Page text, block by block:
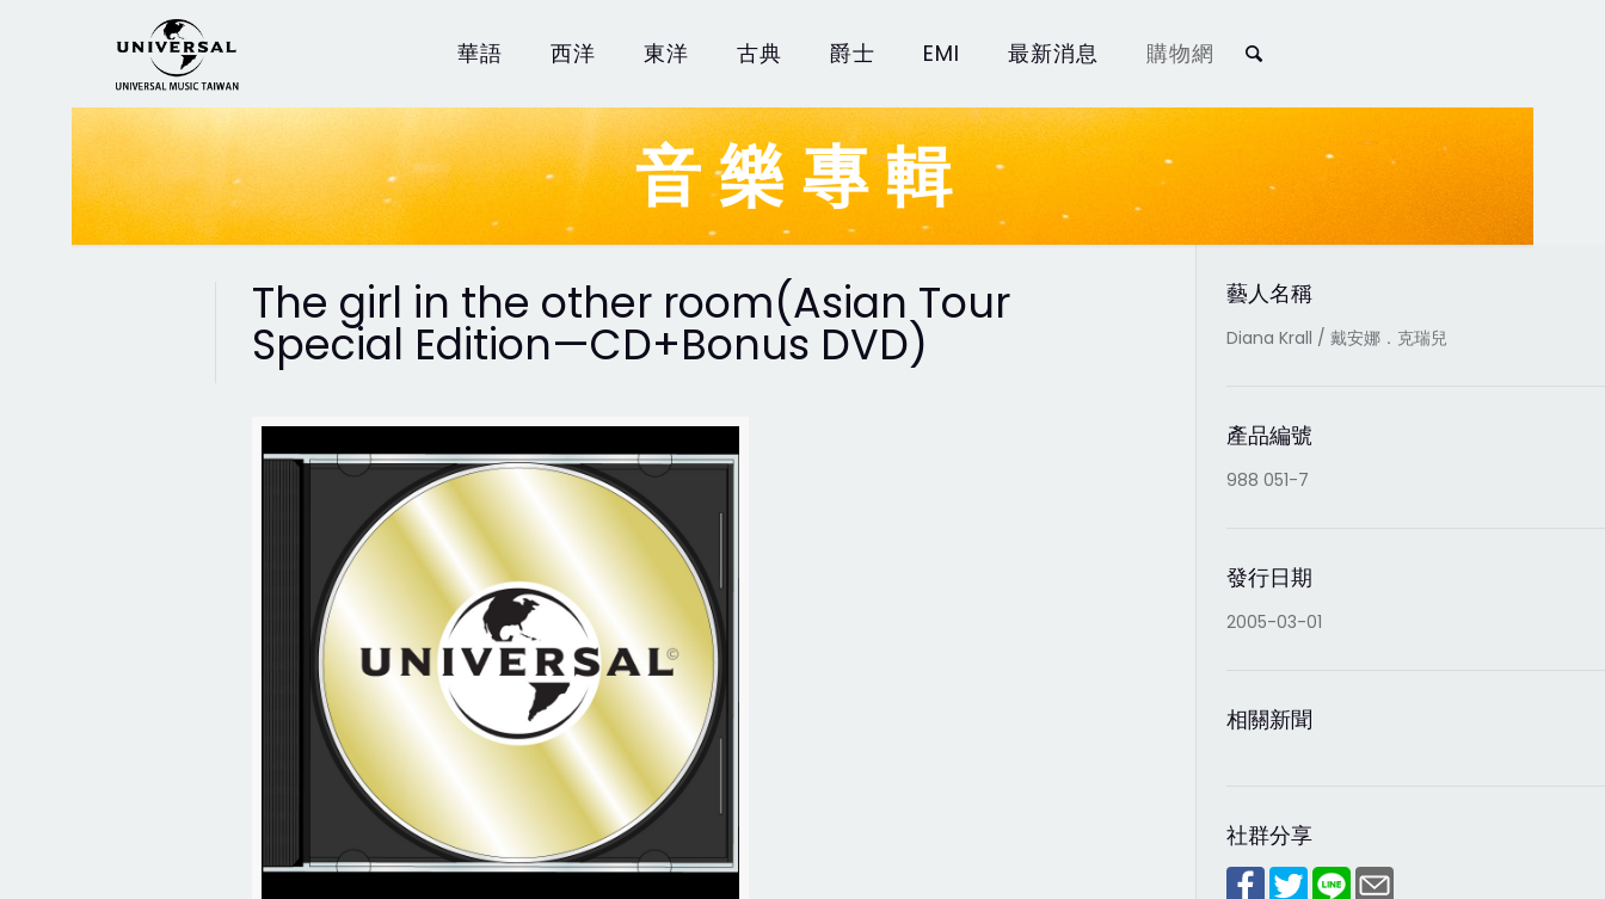
華語 西洋 東洋 古典 爵士 EMI 最新消息 購物網
音樂專輯
The girl in the other room(Asian Tour
Special Edition—CD+Bonus DVD)
藝人名稱
Diana Krall / 戴安娜．克瑞兒
產品編號
988 051-7
發行日期
2005-03-01
相關新聞
社群分享